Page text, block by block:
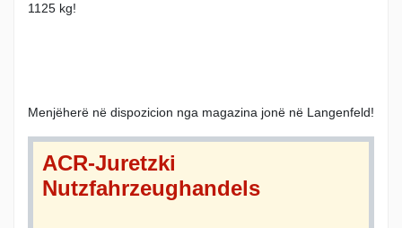
1125 kg!
Menjëherë në dispozicion nga magazina jonë në Langenfeld!
ACR-Juretzki
Nutzfahrzeughandels